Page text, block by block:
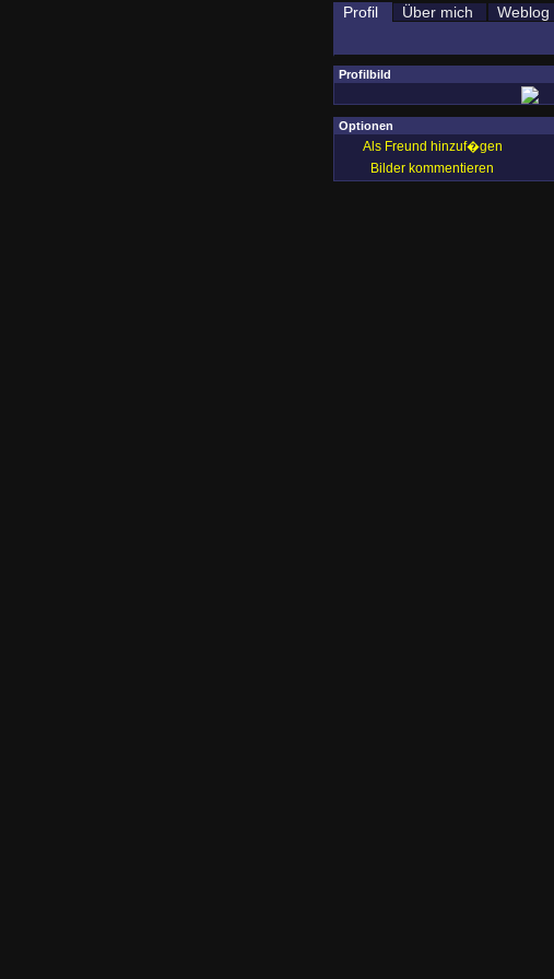
Profil Über mich Weblog
Profilbild
Optionen
Als Freund hinzuf�gen
Bilder kommentieren